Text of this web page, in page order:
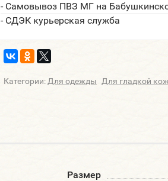
- Самовывоз ПВЗ МГ на
- СДЭК курьерская служба
Категории: Для одежды Для гладкой
Размер